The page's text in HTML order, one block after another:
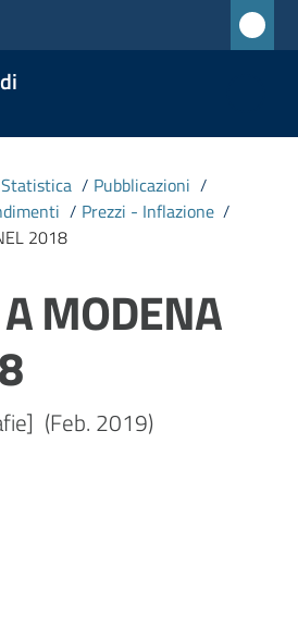
Statistica / Pubblicazioni /
/ Prezzi - Inflazione /
2018
MODENA
(Feb. 2019)